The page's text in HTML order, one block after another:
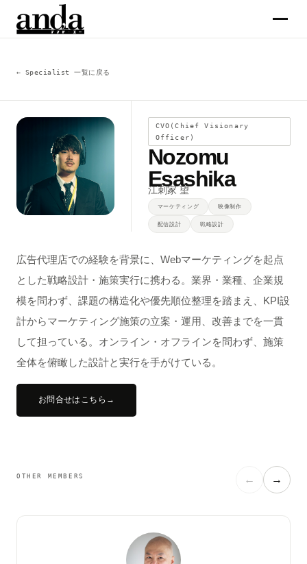
サービス
企業情報
メンバー
お問合せ →
← Specialist 一覧に戻る
CVO(Chief Visionary
Officer)
Nozomu
Esashika
江刺家 望
マーケティング 映像制作
配信設計 戦略設計
広告代理店での経験を背景に、Webマーケティングを起点
とした戦略設計・施策実行に携わる。業界・業種、企業規
模を問わず、課題の構造化や優先順位整理を踏まえ、KPI設
計からマーケティング施策の立案・運用、改善までを一貫
して担っている。オンライン・オフラインを問わず、施策
全体を俯瞰した設計と実行を手がけている。
お問合せはこちら →
OTHER MEMBERS ← →